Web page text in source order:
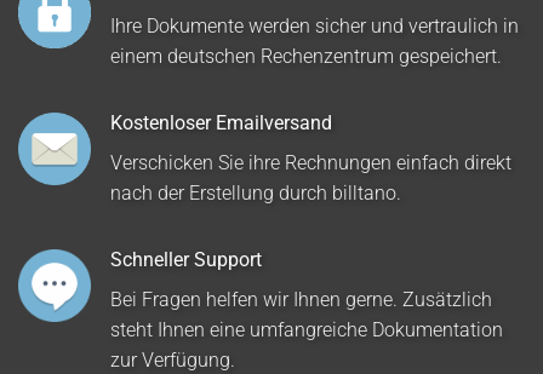
Ihre Dokumente werden sicher und vertraulich in
einem deutschen Rechenzentrum gespeichert.
Kostenloser Emailversand
Verschicken Sie ihre Rechnungen einfach direkt
nach der Erstellung durch billtano.
Schneller Support
Bei Fragen helfen wir Ihnen gerne. Zusätzlich
steht Ihnen eine umfangreiche Dokumentation
zur Verfügung.